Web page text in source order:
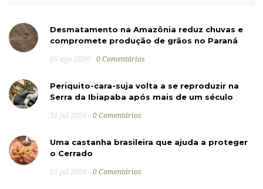
Desmatamento na Amazônia reduz chuvas e
compromete produção de grãos no Paraná
05 ago 2026 0 Comentários
Periquito-cara-suja volta a se reproduzir na
Serra da Ibiapaba após mais de um século
31 jul 2026 0 Comentários
Uma castanha brasileira que ajuda a proteger
o Cerrado
27 jul 2026 0 Comentários